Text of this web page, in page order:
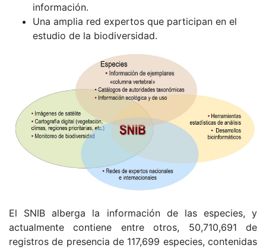
información.
Una amplia red expertos que participan en el
estudio de la biodiversidad.
El SNIB alberga la información de las especies, y
actualmente contiene entre otros, 50,710,691 de
registros de presencia de 117,699 especies, contenidas